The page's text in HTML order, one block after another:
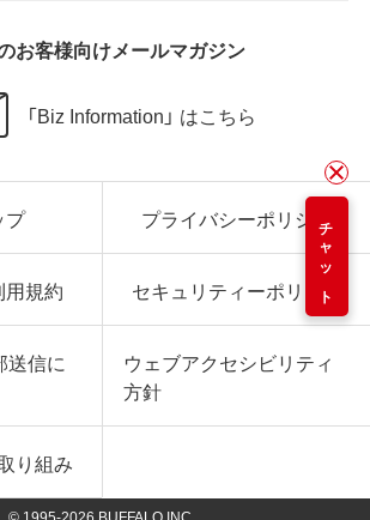
チャット
お客様向けメールマガジン
「Biz Information」 はこちら
プ プライバシーポリシー
規約 セキュリティーポリシー
送信に
ウェブアクセシビリティ
方針
り組み